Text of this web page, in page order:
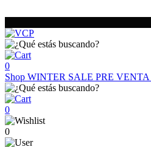
0
Shop WINTER SALE PRE VENTA
0
0